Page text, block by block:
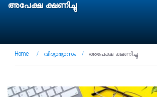
അപേക്ഷ ക്ഷണിച്ചു
Home / വിദ്യാഭ്യാസം / അപേക്ഷ ക്ഷണിച്ചു